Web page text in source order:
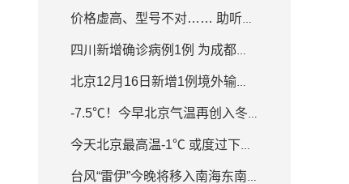
价格虚高、型号不对…… 助听器质量良莠不齐
四川新增确诊病例1例 为成都入境人员隔离场所工作人员
北京12月16日新增1例境外输入确诊病例
-7.5℃！今早北京气温再创入冬新低 白天最高气温-1℃
今天北京最高温-1℃ 或度过下半年来最冷白天
台风“雷伊”今晚将移入南海东南部海面 强度逐渐增强